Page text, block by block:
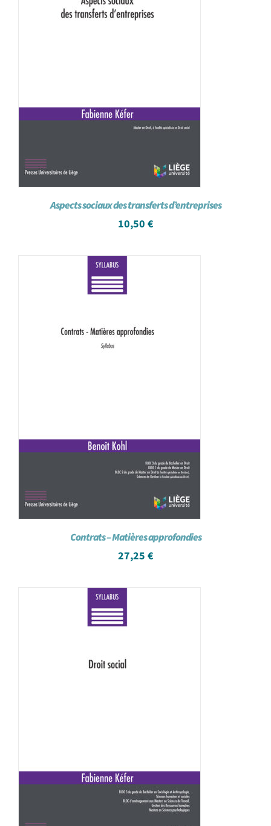
Aspects sociaux des transferts d’entreprises
10,50 €
Contrats – Matières approfondies
27,25 €